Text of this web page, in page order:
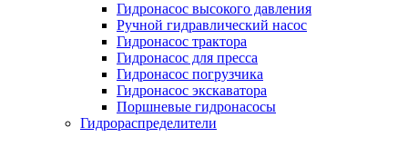
Гидронасос высокого давления
Ручной гидравлический насос
Гидронасос трактора
Гидронасос для пресса
Гидронасос погрузчика
Гидронасос экскаватора
Поршневые гидронасосы
Гидрораспределители